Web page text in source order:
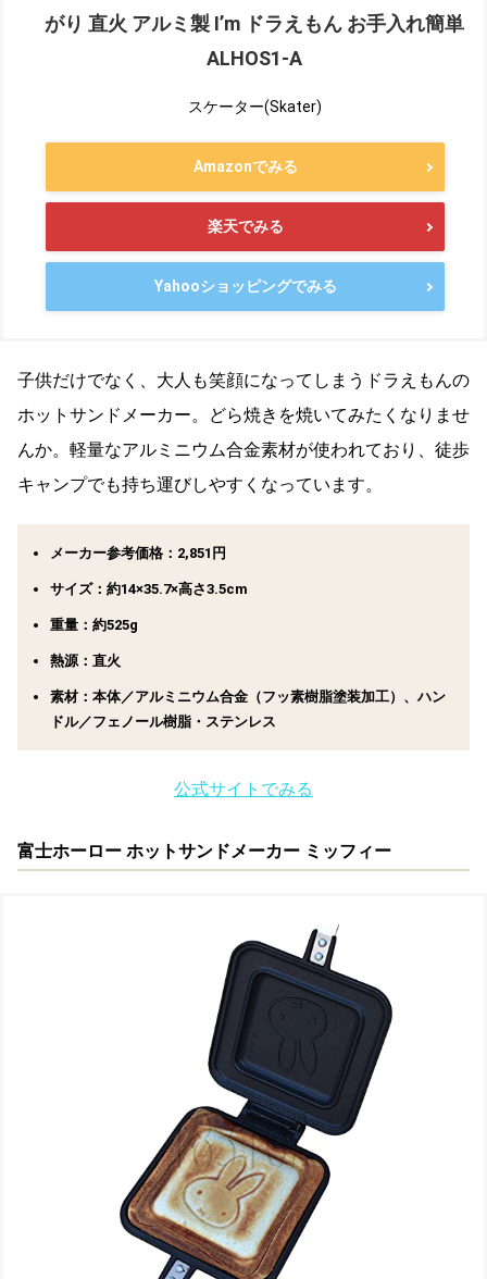
がり 直火 アルミ製 I’m ドラえもん お手入れ簡単
ALHOS1-A
スケーター(Skater)
Amazonでみる
楽天でみる
Yahooショッピングでみる
子供だけでなく、大人も笑顔になってしまうドラえもんの
ホットサンドメーカー。どら焼きを焼いてみたくなりませ
んか。軽量なアルミニウム合金素材が使われており、徒歩
キャンプでも持ち運びしやすくなっています。
メーカー参考価格：2,851円
サイズ：約14×35.7×高さ3.5cm
重量：約525g
熱源：直火
素材：本体／アルミニウム合金（フッ素樹脂塗装加工）、ハン
ドル／フェノール樹脂・ステンレス
公式サイトでみる
富士ホーロー ホットサンドメーカー ミッフィー